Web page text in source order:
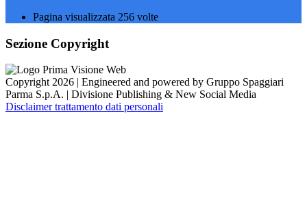
Pagina visualizzata 256 volte
Sezione Copyright
Copyright 2026 | Engineered and powered by Gruppo Spaggiari
Parma S.p.A. | Divisione Publishing & New Social Media
Disclaimer trattamento dati personali